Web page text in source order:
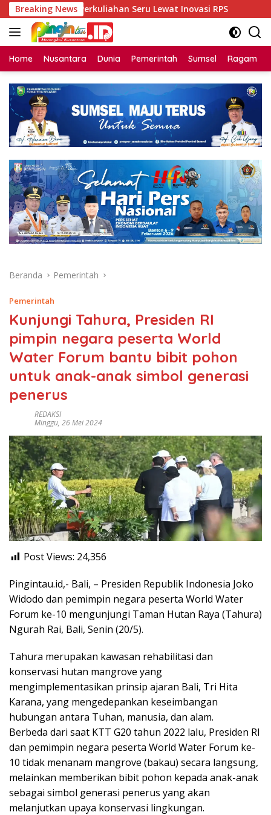
Langsung
ke
konten
Breaking News
Perkuliahan Seru Lewat Inovasi RPS Bintang
Home Nusantara Dunia Pemerintah Sumsel Ragam
Beranda Pemerintah
Pemerintah
Kunjungi Tahura, Presiden RI
pimpin negara peserta World
Water Forum bantu bibit pohon
untuk anak-anak simbol generasi
penerus
REDAKSI
Minggu, 26 Mei 2024
Post Views: 24,356
Pingintau.id,- Bali, – Presiden Republik Indonesia Joko
Widodo dan pemimpin negara peserta World Water
Forum ke-10 mengunjungi Taman Hutan Raya (Tahura)
Ngurah Rai, Bali, Senin (20/5).
Tahura merupakan kawasan rehabilitasi dan
konservasi hutan mangrove yang
mengimplementasikan prinsip ajaran Bali, Tri Hita
Karana, yang mengedepankan keseimbangan
hubungan antara Tuhan, manusia, dan alam.
Berbeda dari saat KTT G20 tahun 2022 lalu, Presiden RI
dan pemimpin negara peserta World Water Forum ke-
10 tidak menanam mangrove (bakau) secara langsung,
melainkan memberikan bibit pohon kepada anak-anak
sebagai simbol generasi penerus yang akan
melanjutkan upaya konservasi lingkungan.